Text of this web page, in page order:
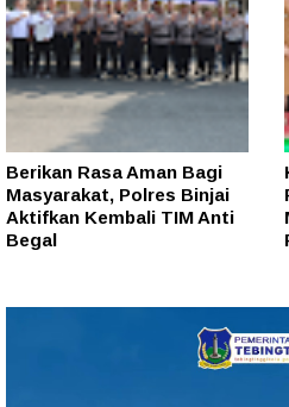
Berikan Rasa Aman Bagi
Masyarakat, Polres Binjai
Aktifkan Kembali TIM Anti
Begal